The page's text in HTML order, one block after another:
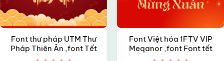
Font thư pháp UTM Thư
Pháp Thiên Ân ,font Tết
Font Việt hóa 1FTV VIP
Meqanor ,font Font tết